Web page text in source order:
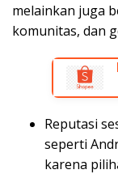
melainkan juga
komunitas, dan
Reputasi
seperti
karena